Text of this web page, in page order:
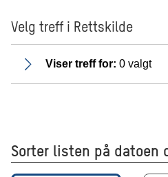
Velg treff i Rettskilde
Viser treff for: 0 valgt
Sorter listen på datoen